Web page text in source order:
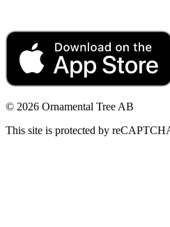
© 2026 Ornamental Tree AB
This site is protected by